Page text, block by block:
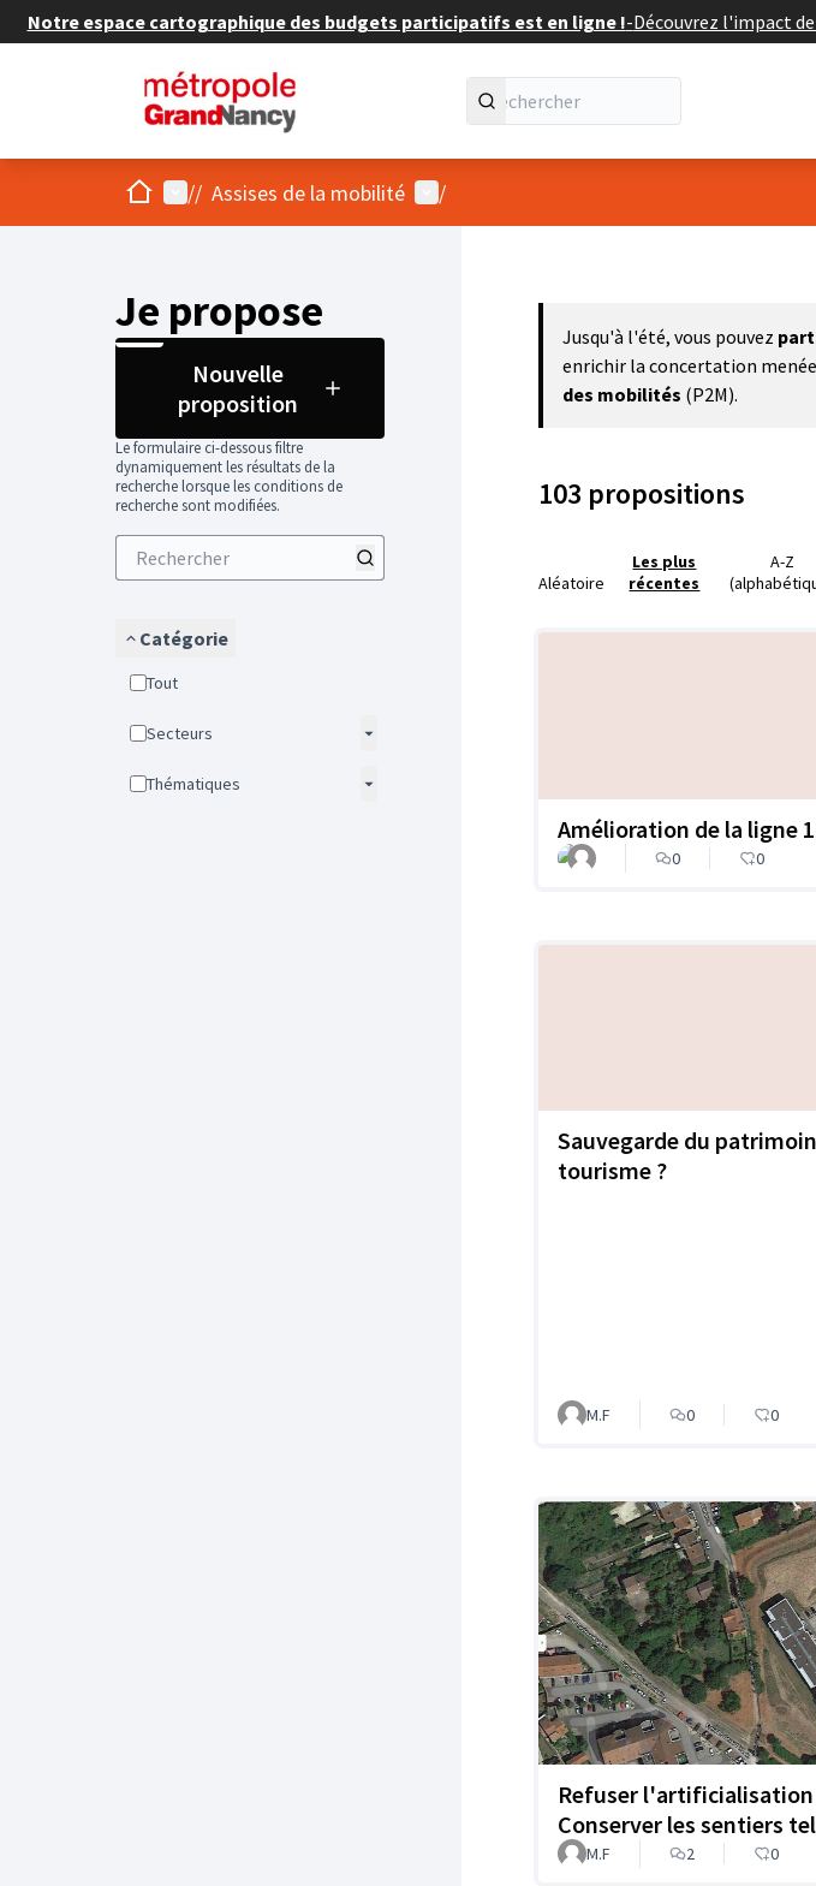
Notre espace cartographique des budgets participatifs est en ligne !-Découvrez l'impact
AccueilMenu principal
// Assises de la mobilité Menu utilisateur
/
Je propose
Nouvelle
proposition
Le formulaire ci-dessous filtre
dynamiquement les résultats de la
recherche lorsque les conditions de
recherche sont modifiées.
Catégorie
Tout
Secteurs
Thématiques
Jusqu'à l'été, vous pouvez
enrichir la concertation
des mobilités (P2M).
103 propositions
Aléatoire
Les plus
récentes
A-Z
Amélioration de la ligne
0 0
Sauvegarde du
tourisme ?
M.F 0 0
Refuser l'artificialisation
Conserver les sentiers
M.F 2 0